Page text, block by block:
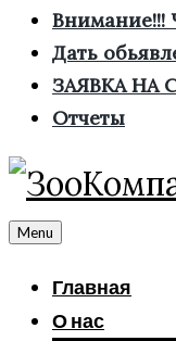
Дать
ЗАЯВКА НА
Отчеты
Menu
Главная
О нас